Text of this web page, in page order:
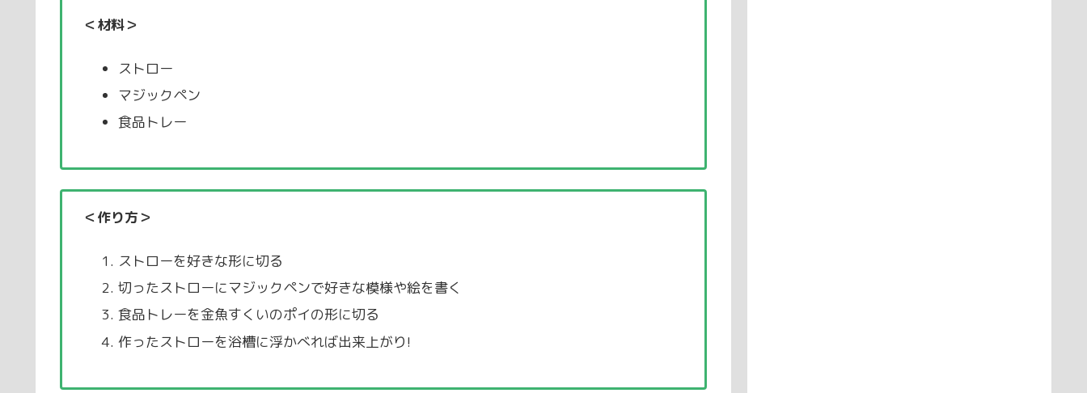
＜材料＞
ストロー
マジックペン
食品トレー
＜作り方＞
ストローを好きな形に切る
切ったストローにマジックペンで好きな模様や絵を書く
食品トレーを金魚すくいのポイの形に切る
作ったストローを浴槽に浮かべれば出来上がり!